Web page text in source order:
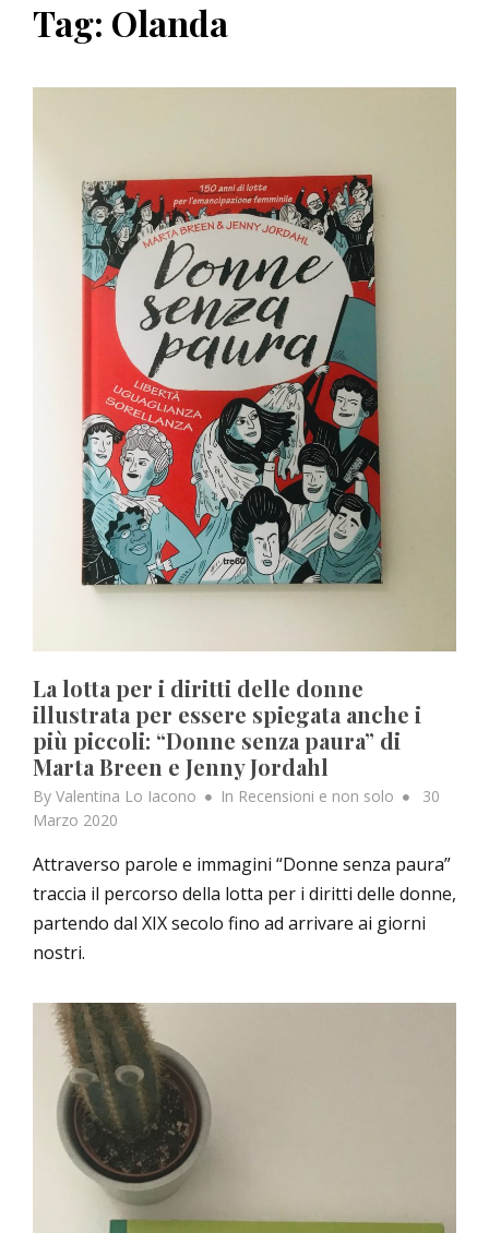
Tag: Olanda
La lotta per i diritti delle donne
illustrata per essere spiegata anche i
più piccoli: “Donne senza paura” di
Marta Breen e Jenny Jordahl
By Valentina Lo Iacono In Recensioni e non solo
Posted
30
Marzo 2020
Attraverso parole e immagini “Donne senza paura”
traccia il percorso della lotta per i diritti delle donne,
partendo dal XIX secolo fino ad arrivare ai giorni
nostri.